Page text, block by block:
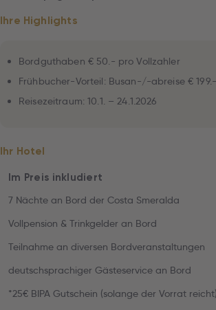
Ihre Highlights
Bordguthaben € 50.- pro Vollzahler
Frühbucher-Vorteil: Busan-/-abreise €
Reisezeitraum: 10.1. – 24.1.2026
Ihr Hotel
Im Preis inkludiert
7 Nächte an Bord der Costa Smeralda
Vollpension & Trinkgelder an Bord
Teilnahme an diversen Bordveranstaltungen
deutschsprachiger Gästeservice an Bord
*25€ BIPA Gutschein (solange der Vorrat reicht)